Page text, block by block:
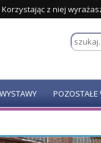
z niej
WYSTAWY POZOSTAŁE